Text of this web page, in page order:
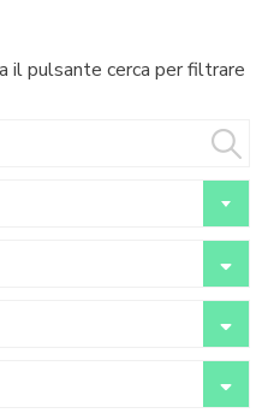
il pulsante cerca per filtrare